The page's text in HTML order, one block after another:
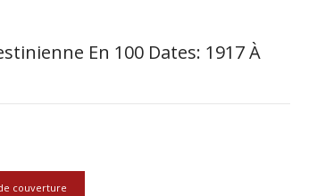
En 100 Dates: 1917 À
couverture